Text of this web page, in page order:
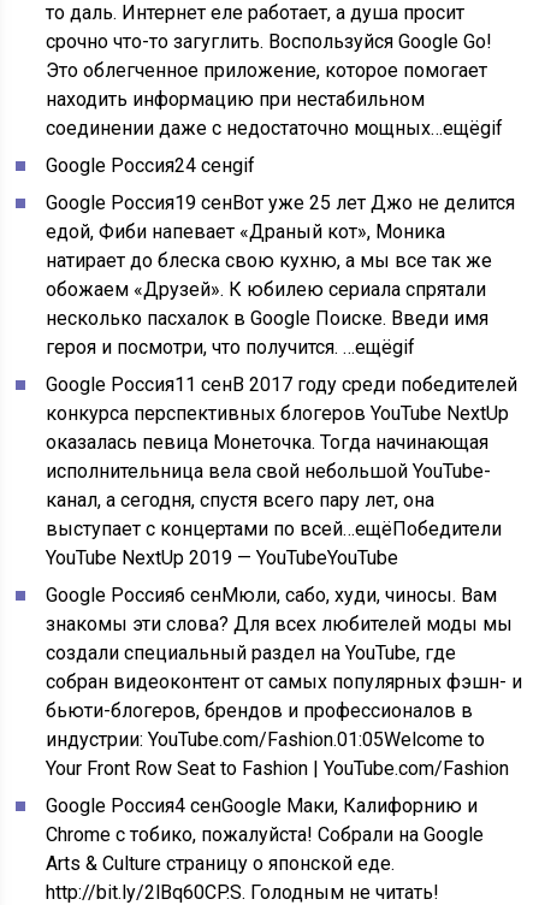
то даль. Интернет еле работает, а душа просит
срочно что-то загуглить. Воспользуйся Google Go!
Это облегченное приложение, которое помогает
находить информацию при нестабильном
соединении даже с недостаточно мощных…ещёgif
Google Россия24 сенgif
Google Россия19 сенВот уже 25 лет Джо не делится
едой, Фиби напевает «Драный кот», Моника
натирает до блеска свою кухню, а мы все так же
обожаем «Друзей». К юбилею сериала спрятали
несколько пасхалок в Google Поиске. Введи имя
героя и посмотри, что получится. …ещёgif
Google Россия11 сенВ 2017 году среди победителей
конкурса перспективных блогеров YouTube NextUp
оказалась певица Монеточка. Тогда начинающая
исполнительница вела свой небольшой YouTube-
канал, а сегодня, спустя всего пару лет, она
выступает с концертами по всей…ещёПобедители
YouTube NextUp 2019 — YouTubeYouTube
Google Россия6 сенМюли, сабо, худи, чиносы. Вам
знакомы эти слова? Для всех любителей моды мы
создали специальный раздел на YouTube, где
собран видеоконтент от самых популярных фэшн- и
бьюти-блогеров, брендов и профессионалов в
индустрии:YouTube.com/Fashion.01:05Welcome to
Your Front Row Seat to Fashion | YouTube.com/Fashion
Google Россия4 сенGoogle Маки, Калифорнию и
Сhrome c тобико, пожалуйста! Собрали на Google
Arts & Culture страницу о японской еде.
http://bit.ly/2lBq60CP.S. Голодным не читать!